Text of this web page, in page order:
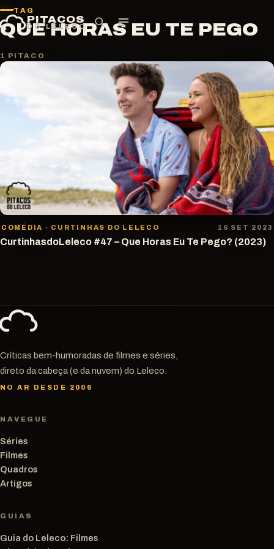
Pular
para
o
conteúdo
PITACOS
DO LELECO
TAG
QUE HORAS EU TE PEGO
1 PITACO
COMÉDIA · CURTINHAS DO LELECO 16 SET 2023
CurtinhasdoLeleco #47 – Que Horas Eu Te Pego? (2023)
Críticas bem-humoradas de filmes e séries,
direto da cabeça (e da nuvem) do Leleco.
NO AR DESDE 2006
NAVEGUE
Séries
Filmes
Quadros
Artigos
GUIAS
Guia do Leleco: Filmes